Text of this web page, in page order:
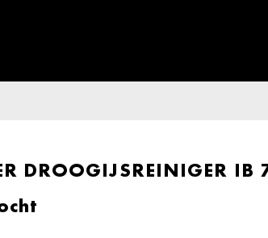
DROOGIJSREINIGER